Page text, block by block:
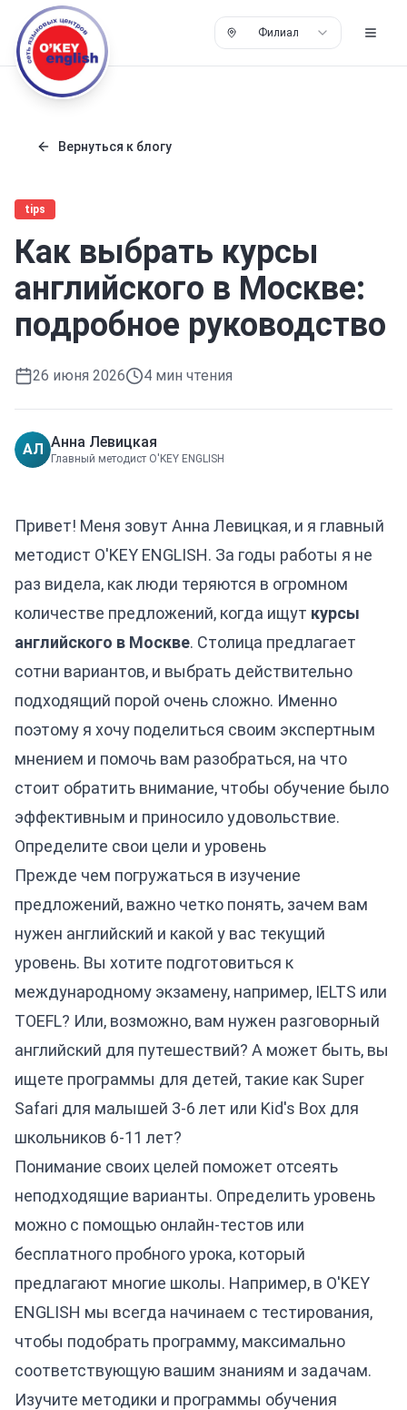
Филиал
Вернуться к блогу
tips
Как выбрать курсы
английского в Москве:
подробное руководство
26 июня 2026 4 мин чтения
АЛ Анна Левицкая
Главный методист O'KEY ENGLISH
Привет! Меня зовут Анна Левицкая, и я главный
методист O'KEY ENGLISH. За годы работы я не
раз видела, как люди теряются в огромном
количестве предложений, когда ищут курсы
английского в Москве. Столица предлагает
сотни вариантов, и выбрать действительно
подходящий порой очень сложно. Именно
поэтому я хочу поделиться своим экспертным
мнением и помочь вам разобраться, на что
стоит обратить внимание, чтобы обучение было
эффективным и приносило удовольствие.
Определите свои цели и уровень
Прежде чем погружаться в изучение
предложений, важно четко понять, зачем вам
нужен английский и какой у вас текущий
уровень. Вы хотите подготовиться к
международному экзамену, например, IELTS или
TOEFL? Или, возможно, вам нужен разговорный
английский для путешествий? А может быть, вы
ищете программы для детей, такие как Super
Safari для малышей 3-6 лет или Kid's Box для
школьников 6-11 лет?
Понимание своих целей поможет отсеять
неподходящие варианты. Определить уровень
можно с помощью онлайн-тестов или
бесплатного пробного урока, который
предлагают многие школы. Например, в O'KEY
ENGLISH мы всегда начинаем с тестирования,
чтобы подобрать программу, максимально
соответствующую вашим знаниям и задачам.
Изучите методики и программы обучения